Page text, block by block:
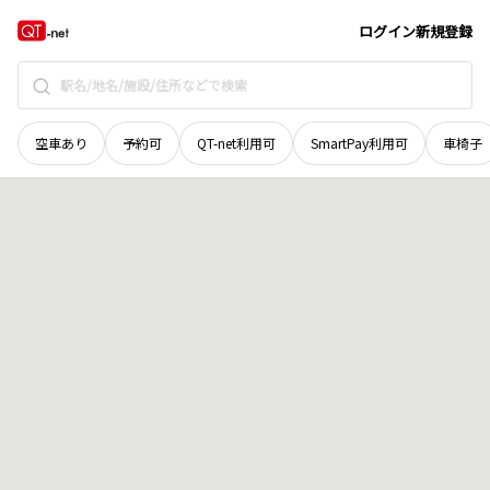
ログイン新規登録
空車あり 予約可 QT-net利用可 SmartPay利用可 車椅子
鳥取県